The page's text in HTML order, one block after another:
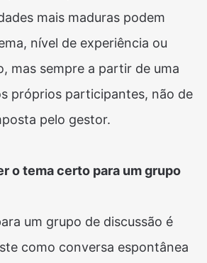
mais maduras podem
nível de experiência ou
mas sempre a partir de uma
próprios participantes, não de
pelo gestor.
o tema certo para um grupo
um grupo de discussão é
como conversa espontânea